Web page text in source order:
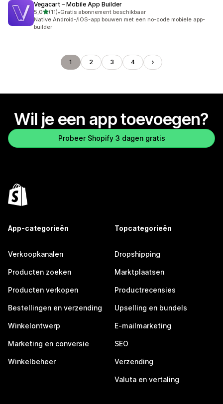
Vegacart – Mobile App Builder
5,0van 5 sterren
(11)
11 recensies in totaal
•Gratis abonnement beschikbaar
Native Android-/iOS-app bouwen met een no-code mobiele app-
builder
1 2 3 4
Wil je een app toevoegen?
Probeer Shopify 3 dagen gratis
App-categorieën
Verkoopkanalen
Producten zoeken
Producten verkopen
Bestellingen en verzending
Winkelontwerp
Marketing en conversie
Winkelbeheer
Topcategorieën
Dropshipping
Marktplaatsen
Productrecensies
Upselling en bundels
E-mailmarketing
SEO
Verzending
Valuta en vertaling